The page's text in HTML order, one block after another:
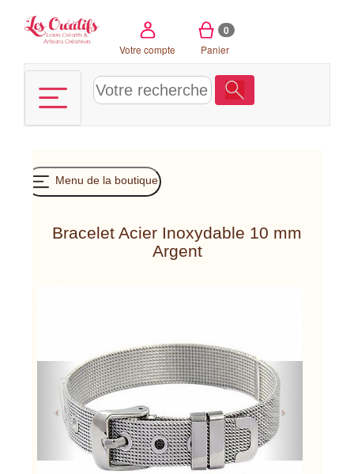
Votre compte
0
Panier
Menu de la boutique
Bracelet Acier Inoxydable 10 mm
Argent
Previous